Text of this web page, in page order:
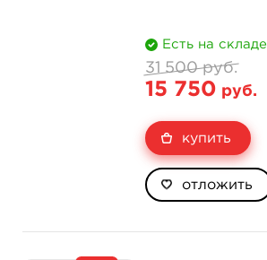
Есть на складе
31 500 руб.
15 750 руб.
купить
отложить